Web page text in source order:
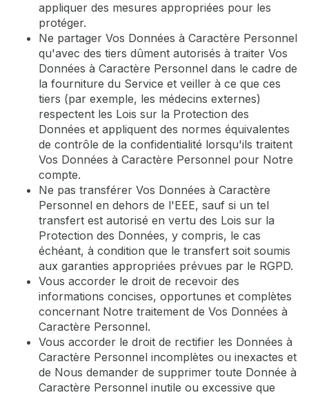
appliquer des mesures appropriées pour les
protéger.
Ne partager Vos Données à Caractère Personnel
qu'avec des tiers dûment autorisés à traiter Vos
Données à Caractère Personnel dans le cadre de
la fourniture du Service et veiller à ce que ces
tiers (par exemple, les médecins externes)
respectent les Lois sur la Protection des
Données et appliquent des normes équivalentes
de contrôle de la confidentialité lorsqu'ils traitent
Vos Données à Caractère Personnel pour Notre
compte.
Ne pas transférer Vos Données à Caractère
Personnel en dehors de l'EEE, sauf si un tel
transfert est autorisé en vertu des Lois sur la
Protection des Données, y compris, le cas
échéant, à condition que le transfert soit soumis
aux garanties appropriées prévues par le RGPD.
Vous accorder le droit de recevoir des
informations concises, opportunes et complètes
concernant Notre traitement de Vos Données à
Caractère Personnel.
Vous accorder le droit de rectifier les Données à
Caractère Personnel incomplètes ou inexactes et
de Nous demander de supprimer toute Donnée à
Caractère Personnel inutile ou excessive que